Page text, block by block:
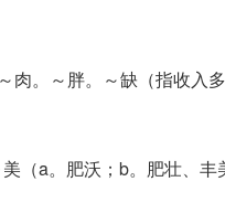
肉。～胖。～缺（指收入
（a。肥沃；b。肥壮、丰